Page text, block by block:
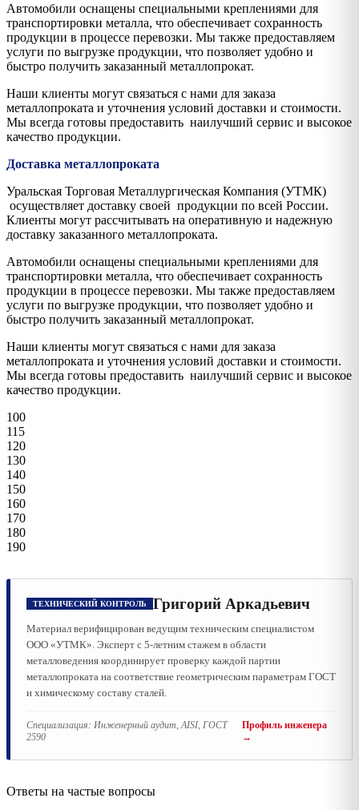
Автомобили оснащены специальными креплениями для
транспортировки металла, что обеспечивает сохранность
продукции в процессе перевозки. Мы также предоставляем
услуги по выгрузке продукции, что позволяет удобно и
быстро получить заказанный металлопрокат.
Наши клиенты могут связаться с нами для заказа
металлопроката и уточнения условий доставки и стоимости.
Мы всегда готовы предоставить наилучший сервис и высокое
качество продукции.
Доставка металлопроката
Уральская Торговая Металлургическая Компания (УТМК)
осуществляет доставку своей продукции по всей России.
Клиенты могут рассчитывать на оперативную и надежную
доставку заказанного металлопроката.
Автомобили оснащены специальными креплениями для
транспортировки металла, что обеспечивает сохранность
продукции в процессе перевозки. Мы также предоставляем
услуги по выгрузке продукции, что позволяет удобно и
быстро получить заказанный металлопрокат.
Наши клиенты могут связаться с нами для заказа
металлопроката и уточнения условий доставки и стоимости.
Мы всегда готовы предоставить наилучший сервис и высокое
качество продукции.
100
115
120
130
140
150
160
170
180
190
ТЕХНИЧЕСКИЙ КОНТРОЛЬ Григорий Аркадьевич
Материал верифицирован ведущим техническим специалистом
ООО «УТМК». Эксперт с 5-летним стажем в области
металловедения координирует проверку каждой партии
металлопроката на соответствие геометрическим параметрам ГОСТ
и химическому составу сталей.
Специализация: Инженерный аудит, AISI, ГОСТ
2590
Профиль инженера
→
Ответы на частые вопросы